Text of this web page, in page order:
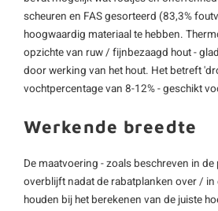
scheuren en FAS gesorteerd (83,3%
hoogwaardig materiaal te hebben.
opzichte van ruw / fijnbezaagd hout -
door werking van het hout. Het betreft
vochtpercentage van 8-12% - geschikt
Werkende breedte
De maatvoering - zoals beschreven in
overblijft nadat de rabatplanken over /
houden bij het berekenen van de juiste